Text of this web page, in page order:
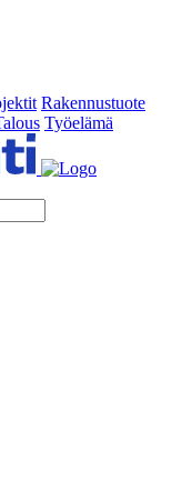
Rakennustuote
Työelämä